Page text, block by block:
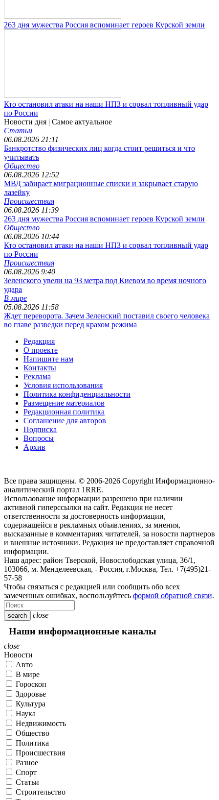
263 дня мужества Россия вспоминает героев Курской земли
Кто остановил атаки на наши НПЗ и сорвал топливный удар
по России
Новости дня | Самое актуальное
Статьи
06.08.2026 21:11
Банкротство физических лиц когда стоит решиться и что
учитывать
Общество
06.08.2026 12:52
МВД забирает миграционные списки и закрывает старую
лазейку
Происшествия
06.08.2026 11:39
263 дня мужества Россия вспоминает героев Курской земли
Общество
06.08.2026 10:44
Кто остановил атаки на наши НПЗ и сорвал топливный удар
по России
Происшествия
06.08.2026 9:40
Зеленского увели на 93 метра под Киевом во время ночного
удара
В мире
05.08.2026 11:58
Ждет переворота. Зачем Зеленский поставил своего человека
во главе разведки перед крахом режима
Редакция
О проекте
Напишите нам
Контакты
Реклама
Условия использования
Политика конфиденциальности
Размещение материалов
Редакционная политика
Соглашение для авторов
Подписка
Вопросы
Архив
Все права защищены. © 2006-2026 Copyright Информационно-
аналитический портал 1RRE.
Использование информации разрешено при наличии
активной гиперссылки на сайт. Редакция не несет
ответственности за достоверность информации,
содержащейся в рекламных объявлениях, за мнения,
высказанные в комментариях читателей, за новости партнеров
и внешние источники. Редакция не предоставляет справочной
информации.
Наш адрес: район Тверской, Новослободская улица, 36/1 ,
103066, м. Менделеевская, - Россия, г.Москва, Тел. +7(495)21-
57-58
Чтобы связаться с редакцией или сообщить обо всех
замеченных ошибках, воспользуйтесь формой обратной связи.
search close
Наши информационные каналы
close
Новости
Авто
В мире
Гороскоп
Здоровье
Культура
Наука
Недвижимость
Общество
Политика
Происшествия
Разное
Спорт
Статьи
Строительство